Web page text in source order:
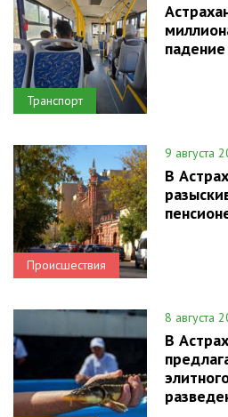
Транспорт
Происшествия
9 августа
В
8 августа
В